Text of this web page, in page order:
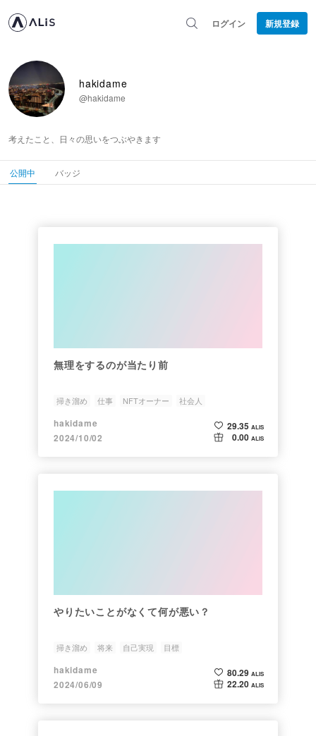
ログイン 新規登録
hakidame
@hakidame
考えたこと、日々の思いをつぶやきます
公開中 バッジ
無理をするのが当たり前
掃き溜め 仕事 NFTオーナー 社会人
hakidame
2024/10/02
29.35 ALIS
0.00 ALIS
やりたいことがなくて何が悪い？
掃き溜め 将来 自己実現 目標
hakidame
2024/06/09
80.29 ALIS
22.20 ALIS